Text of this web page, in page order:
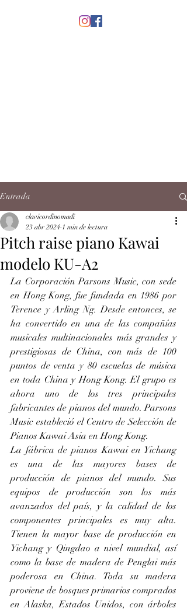
Entrada
Pitch raise piano Kawai
modelo KU-A2
clavicordinomadi
23 abr 2024 1 min de lectura
La Corporación Parsons Music, con sede
en Hong Kong, fue fundada en 1986 por
Terence y Arling Ng. Desde entonces, se
ha convertido en una de las compañías
musicales multinacionales más grandes y
prestigiosas de China, con más de 100
puntos de venta y 80 escuelas de música
en toda China y Hong Kong. El grupo es
ahora uno de los tres principales
fabricantes de pianos del mundo. Parsons
Music estableció el Centro de Selección de
Pianos Kawai Asia en Hong Kong.
La fábrica de pianos Kawai en Yichang
es una de las mayores bases de
producción de pianos del mundo. Sus
equipos de producción son los más
avanzados del país, y la calidad de los
componentes principales es muy alta.
Tienen la mayor base de producción en
Yichang y Qingdao a nivel mundial, así
como la base de madera de Penglai más
poderosa en China. Toda su madera
proviene de bosques primarios comprados
en Alaska, Estados Unidos, con árboles